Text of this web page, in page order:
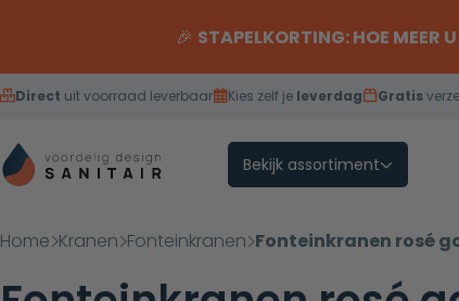
🎉 STAPELKORTING: HOE MEER
Direct uit voorraad leverbaar Kies zelf je leverdag Gratis
Bekijk assortiment
Home Kranen Fonteinkranen Fonteinkranen rosé